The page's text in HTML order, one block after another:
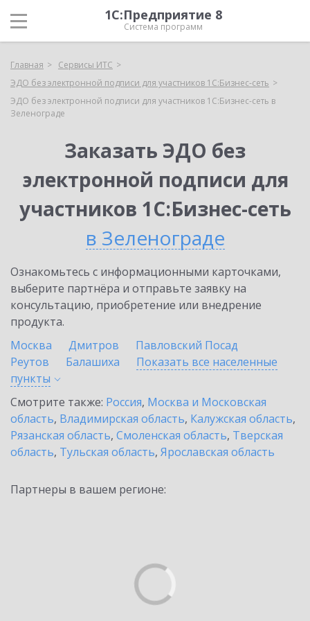
1С:Предприятие 8
Система программ
Главная
Сервисы ИТС
ЭДО без электронной подписи для участников 1С:Бизнес-сеть
ЭДО без электронной подписи для участников 1С:Бизнес-сеть в
Зеленограде
Заказать ЭДО без
электронной подписи для
участников 1С:Бизнес-сеть
в Зеленограде
Ознакомьтесь с информационными карточками,
выберите партнёра и отправьте заявку на
консультацию, приобретение или внедрение
продукта.
Москва
Дмитров
Павловский Посад
Реутов
Балашиха
Показать все населенные
пункты
Смотрите также: Россия, Москва и Московская
область, Владимирская область, Калужская область,
Рязанская область, Смоленская область, Тверская
область, Тульская область, Ярославская область
Партнеры в вашем регионе: